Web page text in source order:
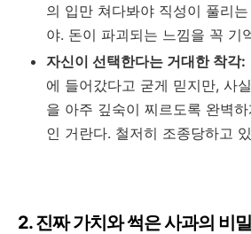
의 입만 쳐다봐야 직성이 풀리
야. 돈이 파괴되는 느낌을 꼭 기
자신이 선택한다는 거대한 착각:
에 들어갔다고 굳게 믿지만, 사
을 아주 깊숙이 찌르도록 완벽
인 거란다. 철저히 조종당하고
2. 진짜 가치와 썩은 사과의 비